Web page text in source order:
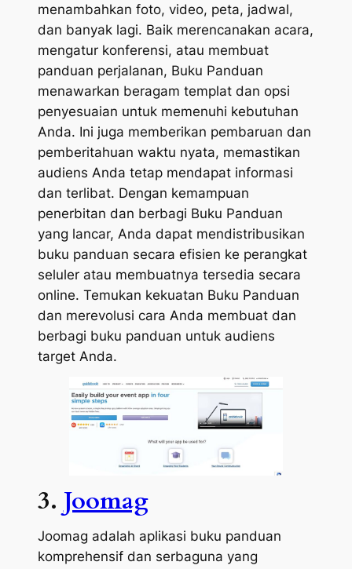
menambahkan foto, video, peta, jadwal,
dan banyak lagi. Baik merencanakan acara,
mengatur konferensi, atau membuat
panduan perjalanan, Buku Panduan
menawarkan beragam templat dan opsi
penyesuaian untuk memenuhi kebutuhan
Anda. Ini juga memberikan pembaruan dan
pemberitahuan waktu nyata, memastikan
audiens Anda tetap mendapat informasi
dan terlibat. Dengan kemampuan
penerbitan dan berbagi Buku Panduan
yang lancar, Anda dapat mendistribusikan
buku panduan secara efisien ke perangkat
seluler atau membuatnya tersedia secara
online. Temukan kekuatan Buku Panduan
dan merevolusi cara Anda membuat dan
berbagi buku panduan untuk audiens
target Anda.
3. Joomag
Joomag adalah aplikasi buku panduan
komprehensif dan serbaguna yang